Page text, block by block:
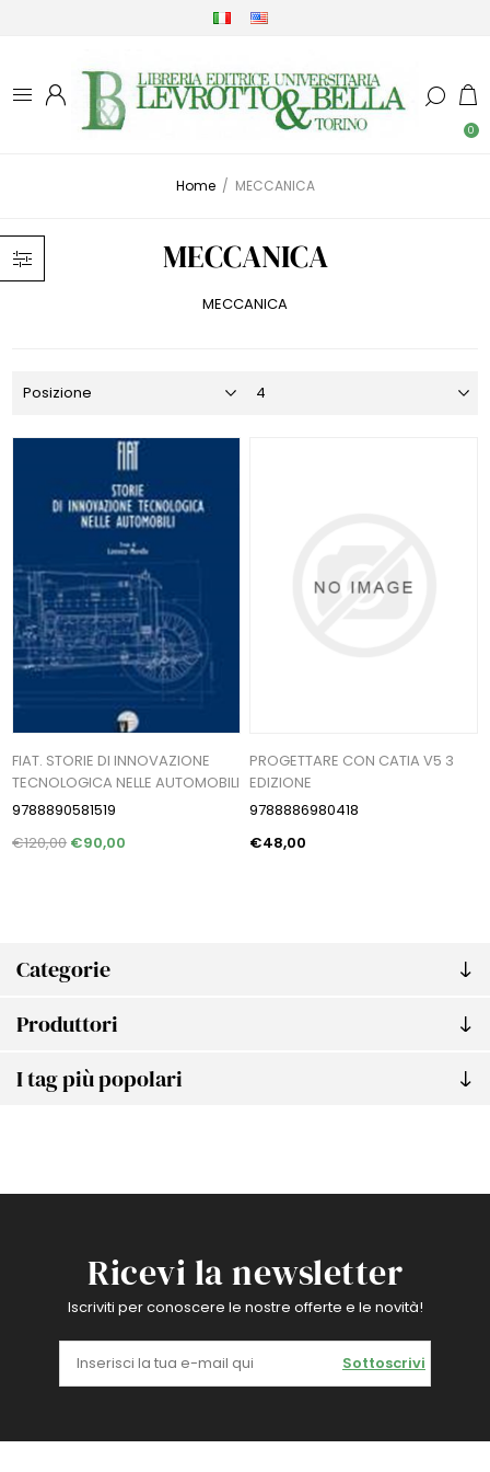
0
Home / MECCANICA
Categorie
Produttori
I tag più popolari
MECCANICA
MECCANICA
FIAT. STORIE DI INNOVAZIONE
TECNOLOGICA NELLE AUTOMOBILI
9788890581519
€120,00 €90,00
PROGETTARE CON CATIA V5 3
EDIZIONE
9788886980418
€48,00
Ricevi la newsletter
Iscriviti per conoscere le nostre offerte e le novità!
Sottoscrivi